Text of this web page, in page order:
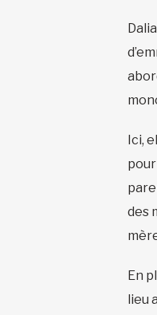
Ici,
des
En
lieu